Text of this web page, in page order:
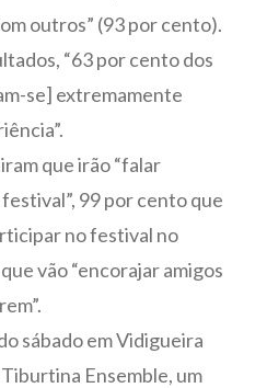
outros” (93 por cento).
“63 por cento dos
se] extremamente
que irão “falar
99 por cento que
no festival no
vão “encorajar amigos
sábado em Vidigueira
Ensemble, um